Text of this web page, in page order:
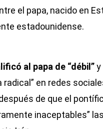
el papa, nacido en
estadounidense.
al papa de “débil”y
radical” en redes
de que el
inaceptables”